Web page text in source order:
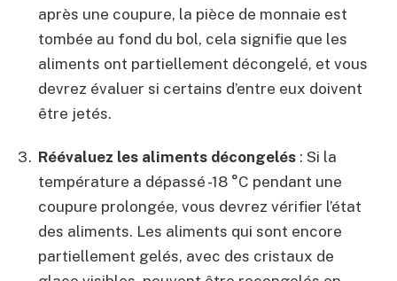
après une coupure, la pièce de monnaie est
tombée au fond du bol, cela signifie que les
aliments ont partiellement décongelé, et vous
devrez évaluer si certains d’entre eux doivent
être jetés.
Réévaluez les aliments décongelés : Si la
température a dépassé -18 °C pendant une
coupure prolongée, vous devrez vérifier l’état
des aliments. Les aliments qui sont encore
partiellement gelés, avec des cristaux de